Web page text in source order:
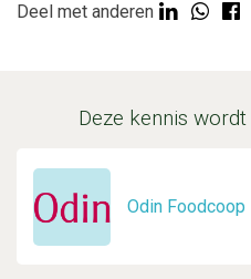
Deel met anderen
Deze kennis
Odin Foodcoop